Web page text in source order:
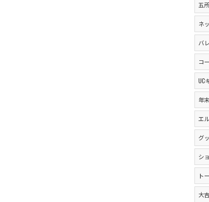
五
ネ
バ
コ
UC
年
エ
グ
シ
ト
大